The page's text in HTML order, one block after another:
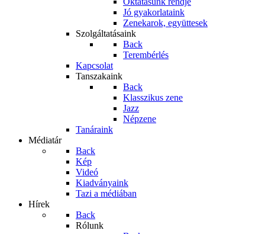
Jó gyakorlataink
Zenekarok, együttesek
Szolgáltatásaink
Back
Terembérlés
Kapcsolat
Tanszakaink
Back
Klasszikus zene
Jazz
Népzene
Tanáraink
Médiatár
Back
Kép
Videó
Kiadványaink
Tazi a médiában
Hírek
Back
Rólunk